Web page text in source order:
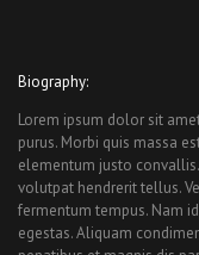
Biography:
Lorem ipsum dolor sit
purus. Morbi quis massa
elementum justo
volutpat hendrerit tellus.
fermentum tempus. Nam
egestas. Aliquam